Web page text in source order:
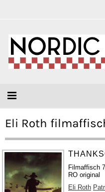
Eli Roth
Filmaffisch
RO original
Eli Roth